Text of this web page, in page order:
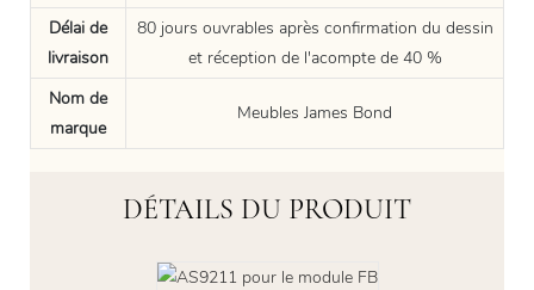
Délai de
livraison
80 jours ouvrables après confirmation du dessin
et réception de l'acompte de 40 %
Nom de
marque
Meubles James Bond
DÉTAILS DU PRODUIT